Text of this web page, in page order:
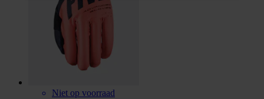
Niet op voorraad